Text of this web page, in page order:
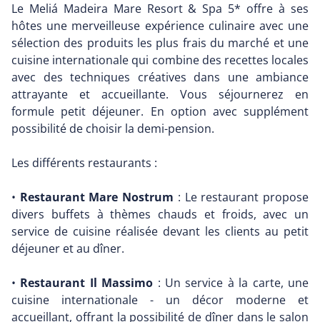
Le Meliá Madeira Mare Resort & Spa 5* offre à ses
hôtes une merveilleuse expérience culinaire avec une
sélection des produits les plus frais du marché et une
cuisine internationale qui combine des recettes locales
avec des techniques créatives dans une ambiance
attrayante et accueillante. Vous séjournerez en
formule petit déjeuner. En option avec supplément
possibilité de choisir la demi-pension.
Les différents restaurants :
• Restaurant Mare Nostrum : Le restaurant propose
divers buffets à thèmes chauds et froids, avec un
service de cuisine réalisée devant les clients au petit
déjeuner et au dîner.
• Restaurant Il Massimo : Un service à la carte, une
cuisine internationale - un décor moderne et
accueillant, offrant la possibilité de dîner dans le salon